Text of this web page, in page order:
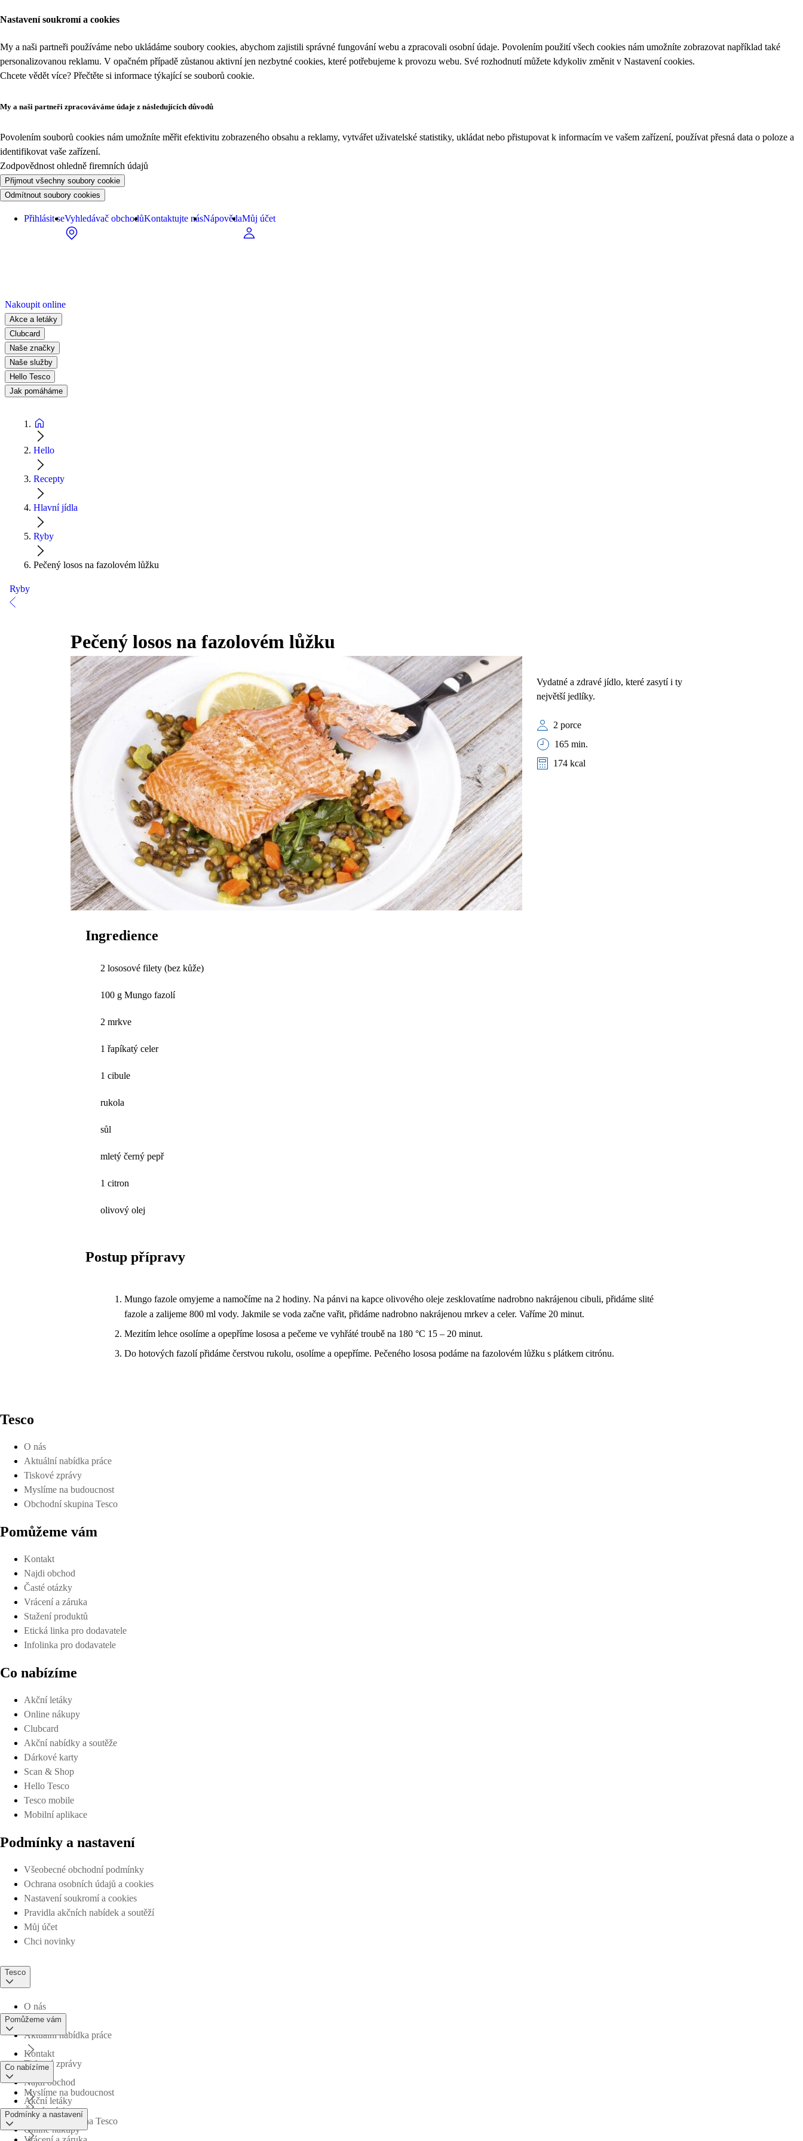
Nastavení soukromí a cookies
My a naši partneři používáme nebo ukládáme soubory cookies, abychom zajistili správné fungování webu a zpracovali osobní údaje. Povolením použití všech cookies nám umožníte zobrazovat například také
personalizovanou reklamu. V opačném případě zůstanou aktivní jen nezbytné cookies, které potřebujeme k provozu webu. Své rozhodnutí můžete kdykoliv změnit v Nastavení cookies.
Chcete vědět více? Přečtěte si informace týkající se souborů cookie.
My a naši partneři zpracováváme údaje z následujících důvodů
Povolením souborů cookies nám umožníte měřit efektivitu zobrazeného obsahu a reklamy, vytvářet uživatelské statistiky, ukládat nebo přistupovat k informacím ve vašem zařízení, používat přesná data o poloze a
identifikovat vaše zařízení.
Zodpovědnost ohledně firemních údajů
Přijmout všechny soubory cookie
Odmítnout soubory cookies
Přihlásit seVyhledávač obchodůKontaktujte násNápovědaMůj účet
Nakoupit online
Akce a letáky
Clubcard
Naše značky
Naše služby
Hello Tesco
Jak pomáháme
Hello
Recepty
Hlavní jídla
Ryby
Pečený losos na fazolovém lůžku
Ryby
Pečený losos na fazolovém lůžku
Vydatné a zdravé jídlo, které zasytí i ty
největší jedlíky.
2 porce
165 min.
174 kcal
Ingredience
2 lososové filety (bez kůže)
100 g Mungo fazolí
2 mrkve
1 řapíkatý celer
1 cibule
rukola
sůl
mletý černý pepř
1 citron
olivový olej
Postup přípravy
Mungo fazole omyjeme a namočíme na 2 hodiny. Na pánvi na kapce olivového oleje zesklovatíme nadrobno nakrájenou cibuli, přidáme slité
fazole a zalijeme 800 ml vody. Jakmile se voda začne vařit, přidáme nadrobno nakrájenou mrkev a celer. Vaříme 20 minut.
Mezitím lehce osolíme a opepříme lososa a pečeme ve vyhřáté troubě na 180 °C 15 – 20 minut.
Do hotových fazolí přidáme čerstvou rukolu, osolíme a opepříme. Pečeného lososa podáme na fazolovém lůžku s plátkem citrónu.
Tesco
O nás
Aktuální nabídka práce
Tiskové zprávy
Myslíme na budoucnost
Obchodní skupina Tesco
Pomůžeme vám
Kontakt
Najdi obchod
Časté otázky
Vrácení a záruka
Stažení produktů
Etická linka pro dodavatele
Infolinka pro dodavatele
Co nabízíme
Akční letáky
Online nákupy
Clubcard
Akční nabídky a soutěže
Dárkové karty
Scan & Shop
Hello Tesco
Tesco mobile
Mobilní aplikace
Podmínky a nastavení
Všeobecné obchodní podmínky
Ochrana osobních údajů a cookies
Nastavení soukromí a cookies
Pravidla akčních nabídek a soutěží
Můj účet
Chci novinky
Tesco
O nás
Aktuální nabídka práce
Tiskové zprávy
Myslíme na budoucnost
Obchodní skupina Tesco
Pomůžeme vám
Kontakt
Najdi obchod
Časté otázky
Co nabízíme
Akční letáky
Online nákupy
Podmínky a nastavení